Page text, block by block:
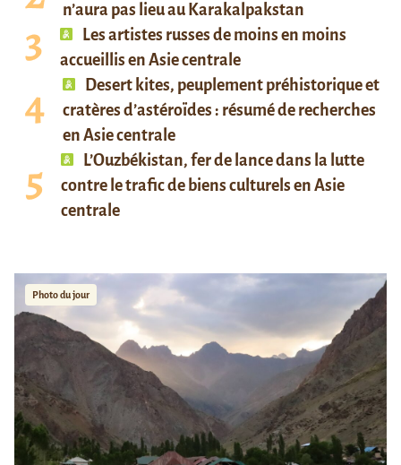
n’aura pas lieu au Karakalpakstan
Les artistes russes de moins en moins
accueillis en Asie centrale
Desert kites, peuplement préhistorique et
cratères d’astéroïdes : résumé de recherches
en Asie centrale
L’Ouzbékistan, fer de lance dans la lutte
contre le trafic de biens culturels en Asie
centrale
Photo du jour